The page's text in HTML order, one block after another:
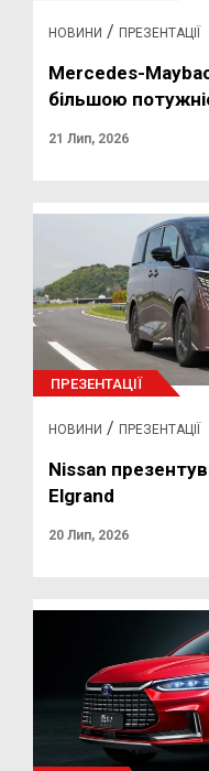
НОВИНИ / ПРЕЗЕНТАЦІЇ
Mercedes-
більшою
21 Лип, 2026
ПРЕЗЕНТАЦІЇ
НОВИНИ / ПРЕЗЕНТАЦІЇ
Nissan
Elgrand
20 Лип, 2026